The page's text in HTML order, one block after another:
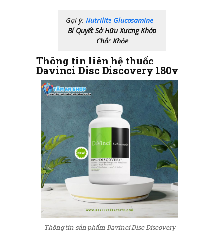
Gợi ý: Nutrilite Glucosamine–
Bí Quyết Sở Hữu Xương Khớp
Chắc Khỏe
Thông tin liên hệ thuốc
Davinci Disc Discovery 180v
Thông tin sản phẩm Davinci Disc Discovery